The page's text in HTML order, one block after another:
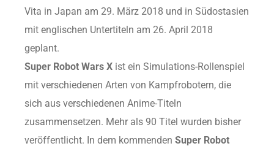
Vita in Japan am 29. März 2018 und in Südostasien
mit englischen Untertiteln am 26. April 2018
geplant.
Super Robot Wars X ist ein Simulations-Rollenspiel
mit verschiedenen Arten von Kampfrobotern, die
sich aus verschiedenen Anime-Titeln
zusammensetzen. Mehr als 90 Titel wurden bisher
veröffentlicht. In dem kommenden Super Robot